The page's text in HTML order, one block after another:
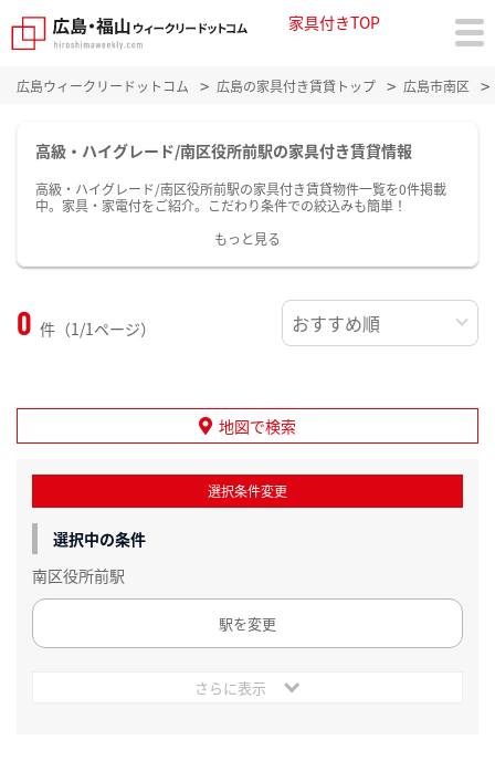
家具付きTOP
広島ウィークリードットコム 広島の家具付き賃貸トップ 広島市南区
高級・ハイグレード/南区役所前駅の家具付き賃貸情報
高級・ハイグレード/南区役所前駅の家具付き賃貸物件一覧を0件掲載
中。家具・家電付をご紹介。こだわり条件での絞込みも簡単！
もっと見る
0 件（1/1ページ）
地図で検索
選択条件変更
選択中の条件
南区役所前駅
駅を変更
さらに表示